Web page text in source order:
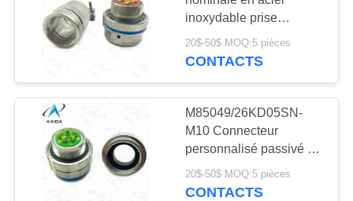
NOUVELLES
AFFAIRES
DEMANDEZ
UN DEVIS
inoxydable prise
passivée
XCD22T4K1P40 avec
20$-50$ MOQ:5 pièces
CONTACTS
M85049/26KD05SN-
M10 Connecteur
personnalisé passivé en
acier inoxydable à 10
mètres sous l'eau
20$-50$ MOQ:5 pièces
CONTACTS